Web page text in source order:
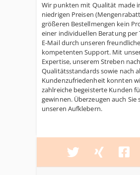
Wir punkten mit Qualität made
niedrigen Preisen
größeren Bestellmengen kein
einer individuellen Beratung per
E-Mail durch unseren
kompetenten Support. Mit
Expertise, unserem Streben
Qualitätsstandards sowie nach
Kundenzufriedenheit konnten
zahlreiche begeisterte Kunden
gewinnen. Überzeugen auch Sie
unseren Aufklebern.